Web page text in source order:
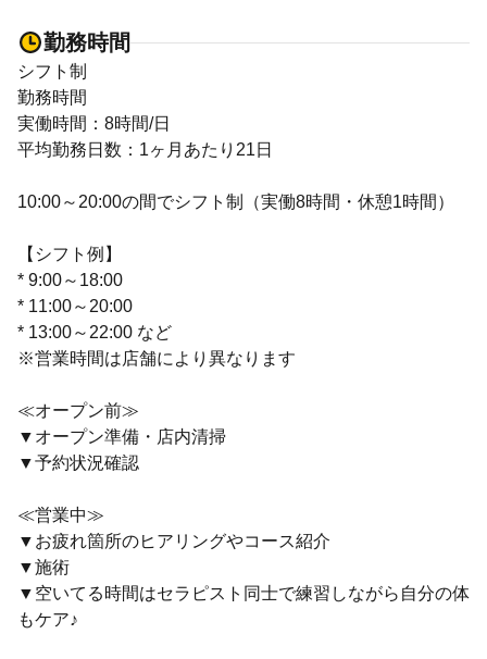
勤務時間
シフト制
勤務時間
実働時間：8時間/日
平均勤務日数：1ヶ月あたり21日
10:00～20:00の間でシフト制（実働8時間・休憩1時間）
【シフト例】
* 9:00～18:00
* 11:00～20:00
* 13:00～22:00 など
※営業時間は店舗により異なります
≪オープン前≫
▼オープン準備・店内清掃
▼予約状況確認
≪営業中≫
▼お疲れ箇所のヒアリングやコース紹介
▼施術
▼空いてる時間はセラピスト同士で練習しながら自分の体
もケア♪